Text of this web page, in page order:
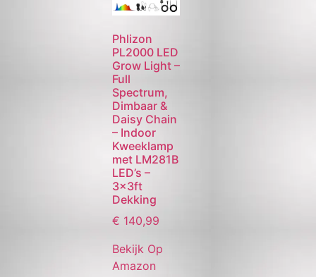
Phlizon
PL2000 LED
Grow Light –
Full
Spectrum,
Dimbaar &
Daisy Chain
– Indoor
Kweeklamp
met LM281B
LED’s –
3x3ft
Dekking
€ 140,99
Bekijk Op
Amazon